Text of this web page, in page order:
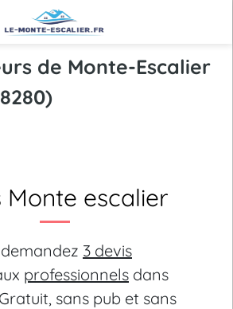
de Monte-Escalier
Monte escalier
3 devis
professionnels dans
Gratuit, sans pub et sans